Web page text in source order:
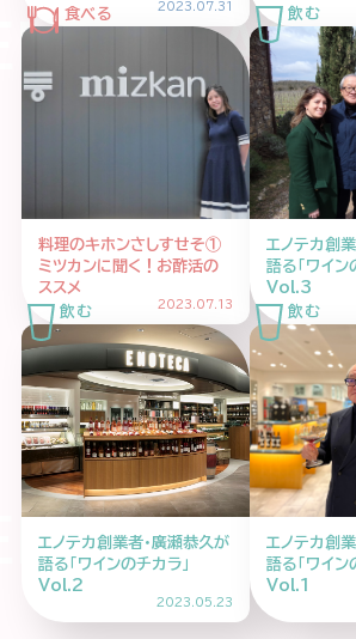
公式アカウント一覧
企業情報 ニ
プライバシーポリシー
2023.07.31
料理のキホンさしすせそ①
ミツカンに聞く！お酢活の
ススメ
2023.07.13
エノテカ創
語る「ワイ
Vol.3
エノテカ創業者・廣瀬恭久が
語る「ワインのチカラ」
Vol.2
2023.05.23
エノテカ創
語る「ワイ
Vol.1